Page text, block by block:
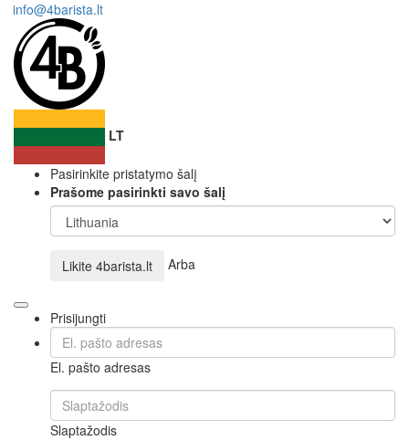
info@4barista.lt
LT
Pasirinkite pristatymo šalį
Prašome pasirinkti savo šalį
Likite 4barista.lt Arba
Prisijungti
El. pašto adresas
Slaptažodis